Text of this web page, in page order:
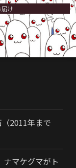
け
2011年まで
ナマケグマがト